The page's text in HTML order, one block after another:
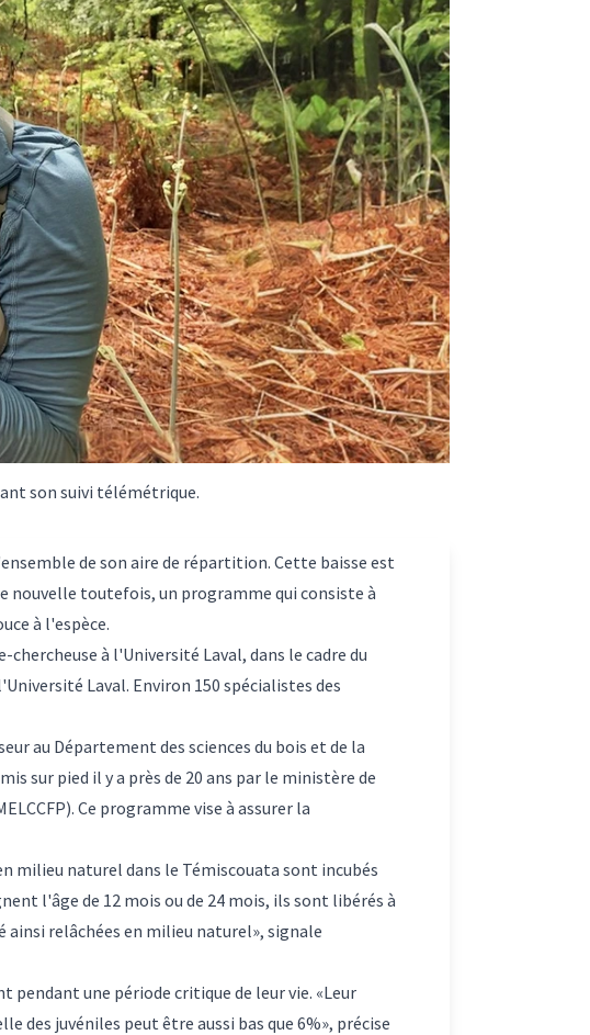
son suivi télémétrique.
de son aire de répartition. Cette baisse est
nouvelle toutefois, un programme qui consiste à
à l'espèce.
à l'Université Laval, dans le cadre du
Laval. Environ 150 spécialistes des
au Département des sciences du bois et de la
sur pied il y a près de 20 ans par le ministère de
Ce programme vise à assurer la
milieu naturel dans le Témiscouata sont incubés
l'âge de 12 mois ou de 24 mois, ils sont libérés à
relâchées en milieu naturel», signale
une période critique de leur vie. «Leur
des juvéniles peut être aussi bas que 6%», précise